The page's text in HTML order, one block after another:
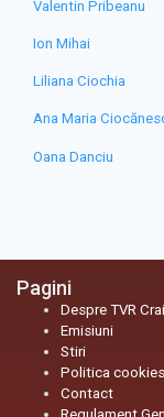
Valentin Pribeanu
Ion Mihai
Liliana Ciochia
Ana Maria
Oana Danciu
Pagini
Despre TVR
Emisiuni
Stiri
Politica cookies
Contact